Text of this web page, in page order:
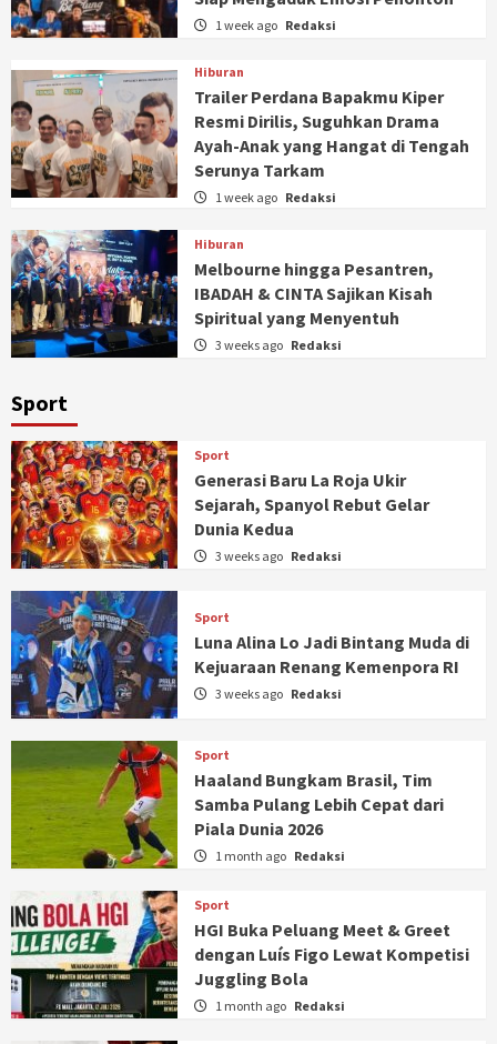
1 week ago Redaksi
Hiburan
Trailer Perdana Bapakmu Kiper
Resmi Dirilis, Suguhkan Drama
Ayah-Anak yang Hangat di Tengah
Serunya Tarkam
1 week ago Redaksi
Hiburan
Melbourne hingga Pesantren,
IBADAH & CINTA Sajikan Kisah
Spiritual yang Menyentuh
3 weeks ago Redaksi
Sport
Sport
Generasi Baru La Roja Ukir
Sejarah, Spanyol Rebut Gelar
Dunia Kedua
3 weeks ago Redaksi
Sport
Luna Alina Lo Jadi Bintang Muda di
Kejuaraan Renang Kemenpora RI
3 weeks ago Redaksi
Sport
Haaland Bungkam Brasil, Tim
Samba Pulang Lebih Cepat dari
Piala Dunia 2026
1 month ago Redaksi
Sport
HGI Buka Peluang Meet & Greet
dengan Luís Figo Lewat Kompetisi
Juggling Bola
1 month ago Redaksi